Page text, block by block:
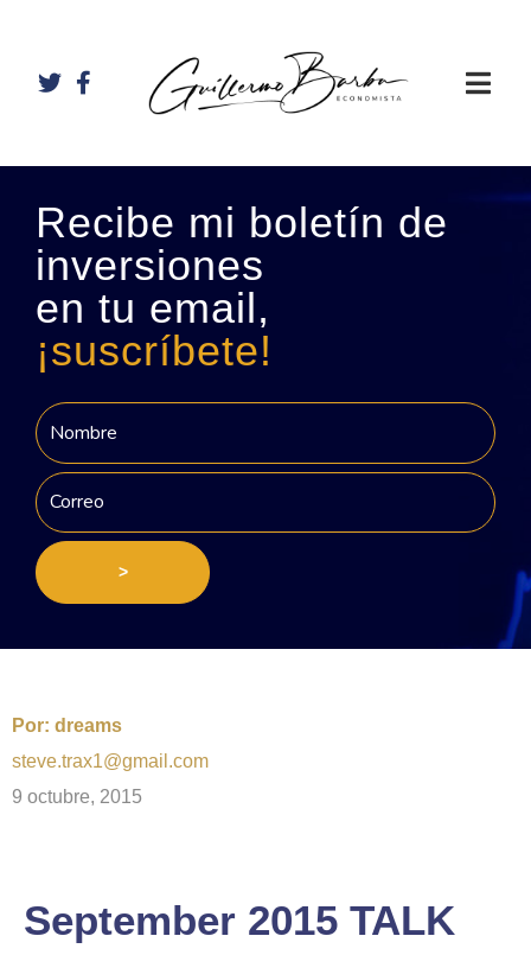
Recibe mi boletín de
inversiones
en tu email,
¡suscríbete!
>
Por: dreams
steve.trax1@gmail.com
9 octubre, 2015
September 2015 TALK